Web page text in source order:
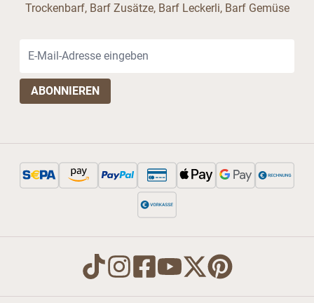
Trockenbarf, Barf Zusätze, Barf Leckerli, Barf Gemüse